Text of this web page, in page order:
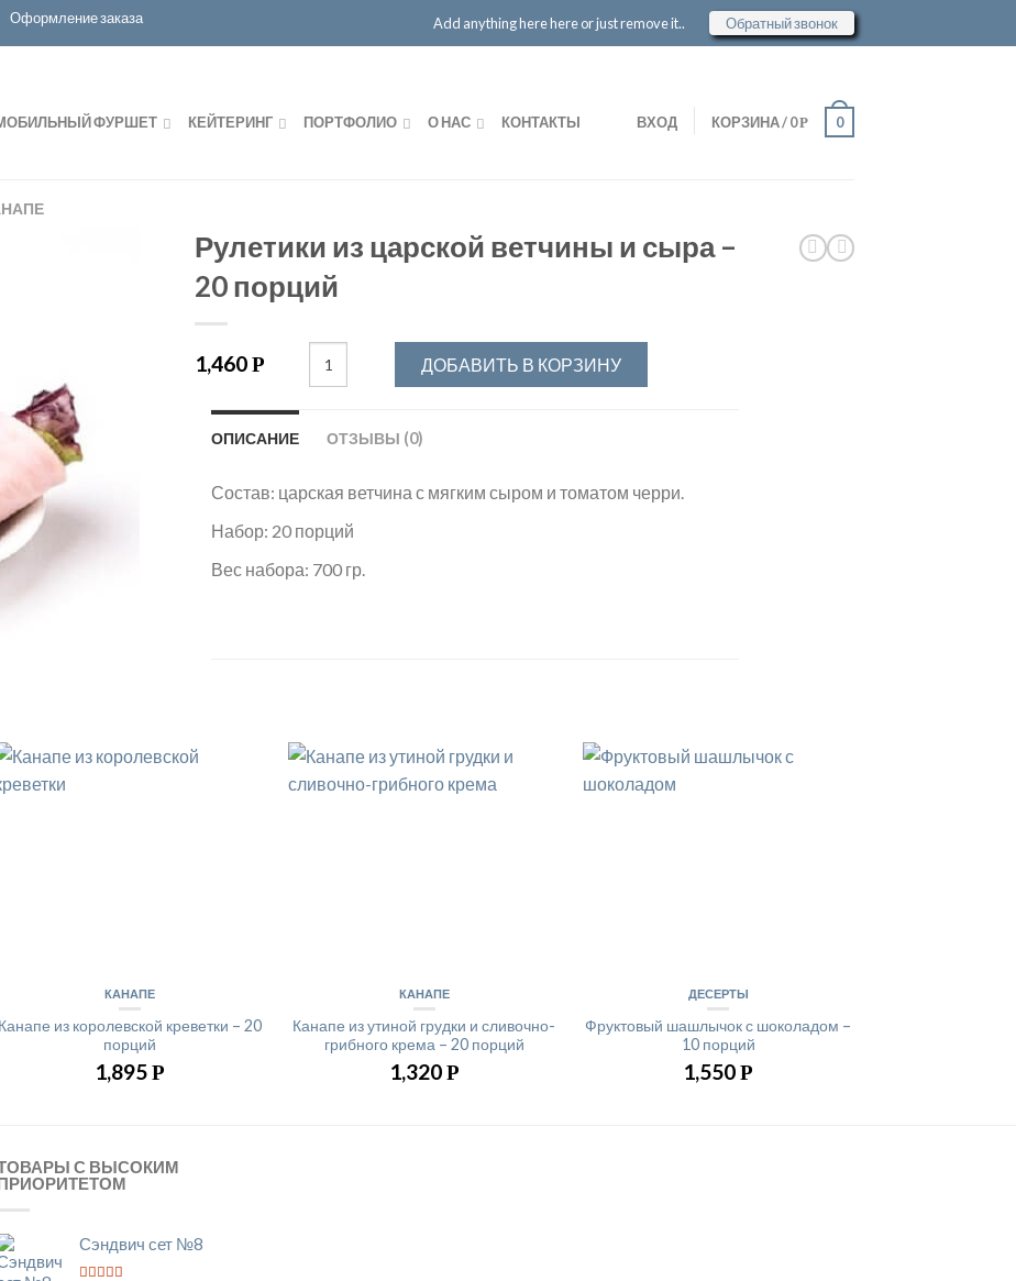
Add anything here here or just remove it.. Обратный звонок
Оформление заказа
ФУРШЕТ КЕЙТЕРИНГ ПОРТФОЛИО О НАС КОНТАКТЫ ВХОД КОРЗИНА/0Р 0
Рулетики из царской ветчины и сыра –
20 порций
1,460Р ДОБАВИТЬ В КОРЗИНУ
ОПИСАНИЕ ОТЗЫВЫ (0)
Состав: царская ветчина с мягким сыром и томатом черри.
Набор: 20 порций
Вес набора: 700 гр.
КАНАПЕ
Канапе из королевской креветки – 20
порций
1,895Р
КАНАПЕ
Канапе из утиной грудки и сливочно-
грибного крема – 20 порций
1,320Р
ДЕСЕРТЫ
Фруктовый шашлычок с шоколадом –
10 порций
1,550Р
С ВЫСОКИМ
Сэндвич сет №8